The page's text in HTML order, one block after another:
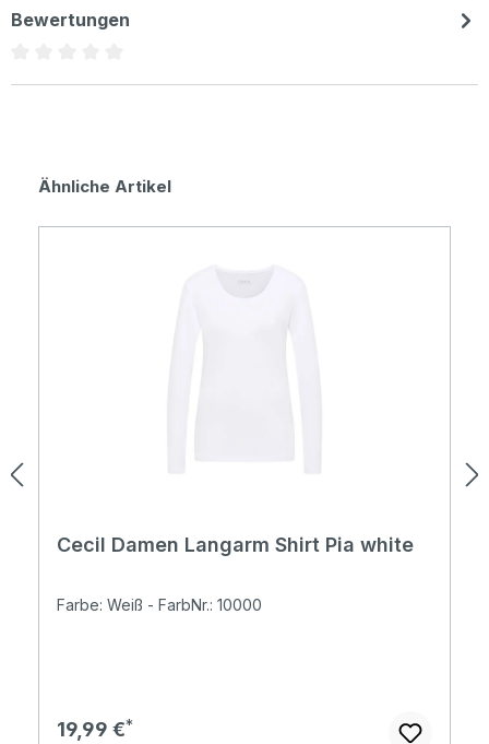
Bewertungen
Produktgalerie überspringen
Ähnliche Artikel
Cecil Damen Langarm Shirt Pia white
Farbe: Weiß - FarbNr.: 10000
Regulärer Preis:
19,99 €